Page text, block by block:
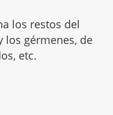
los restos del
los gérmenes, de
etc.